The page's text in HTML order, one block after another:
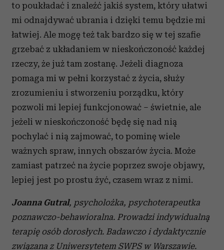
to poukładać i znaleźć jakiś system, który ułatwi
mi odnajdywać ubrania i dzięki temu będzie mi
łatwiej. Ale mogę też tak bardzo się w tej szafie
grzebać z układaniem w nieskończoność każdej
rzeczy, że już tam zostanę. Jeżeli diagnoza
pomaga mi w pełni korzystać z życia, służy
zrozumieniu i stworzeniu porządku, który
pozwoli mi lepiej funkcjonować – świetnie, ale
jeżeli w nieskończoność będę się nad nią
pochylać i nią zajmować, to pominę wiele
ważnych spraw, innych obszarów życia. Może
zamiast patrzeć na życie poprzez swoje objawy,
lepiej jest po prostu żyć, czasem wraz z nimi.
Joanna Gutral, psycholożka, psychoterapeutka
poznawczo-behawioralna. Prowadzi indywidualną
terapię osób dorosłych. Badawczo i dydaktycznie
związana z Uniwersytetem SWPS w Warszawie.